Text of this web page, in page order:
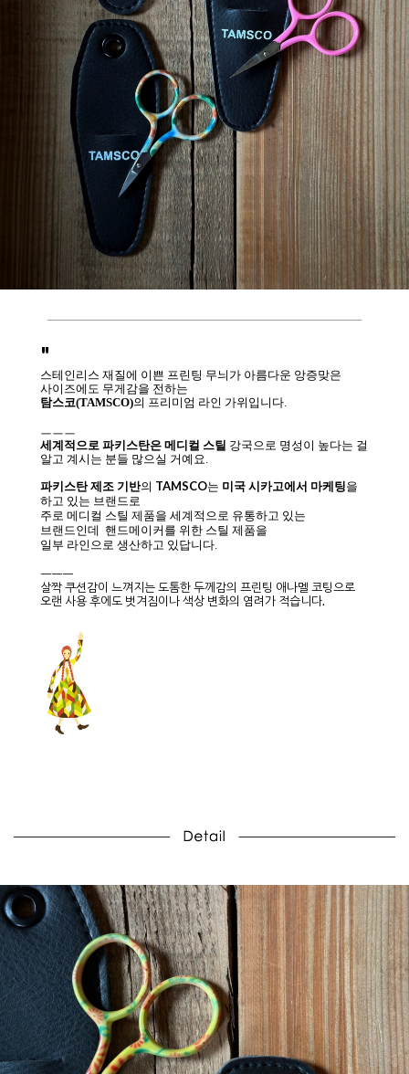
"
스테인리스 재질에 이쁜 프린팅 무늬가 아름다운 앙증맞은
사이즈에도 무게감을 전하는
탐스코(TAMSCO)의 프리미엄 라인 가위입니다.
ㅡㅡㅡ
세계적으로 파키스탄은 메디컬 스틸 강국으로 명성이 높다는 걸
알고 계시는 분들 많으실 거예요.
파키스탄 제조 기반의 TAMSCO는 미국 시카고에서 마케팅을
하고 있는 브랜드로
주로 메디컬 스틸 제품을 세계적으로 유통하고 있는
브랜드인데 핸드메이커를 위한 스틸 제품을
일부 라인으로 생산하고 있답니다.
ㅡㅡㅡ
살짝 쿠션감이 느껴지는 도톰한 두께감의 프린팅 애나멜 코팅으로
오랜 사용 후에도 벗겨짐이나 색상 변화의 염려가 적습니다.